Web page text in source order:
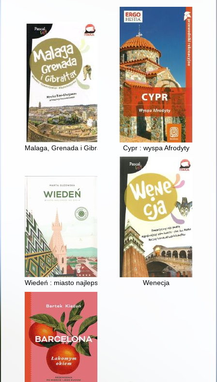
Malaga, Grenada i Gibraltar Cypr : wyspa Afrodyty
Wiedeń : miasto najlepsze do życia Wenecja